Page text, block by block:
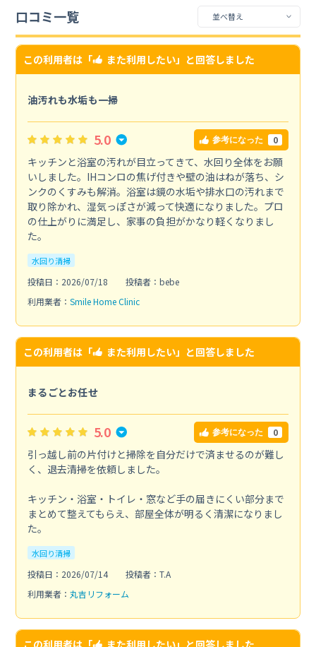
口コミ一覧
この利用者は「 また利用したい」と回答しました
油汚れも水垢も一掃
5.0 参考になった 0
キッチンと浴室の汚れが目立ってきて、水回り全体をお願
いしました。IHコンロの焦げ付きや壁の油はねが落ち、シ
ンクのくすみも解消。浴室は鏡の水垢や排水口の汚れまで
取り除かれ、湿気っぽさが減って快適になりました。プロ
の仕上がりに満足し、家事の負担がかなり軽くなりまし
た。
水回り清掃
投稿日：2026/07/18
投稿者：bebe
利用業者： Smile Home Clinic
この利用者は「 また利用したい」と回答しました
まるごとお任せ
5.0 参考になった 0
引っ越し前の片付けと掃除を自分だけで済ませるのが難し
く、退去清掃を依頼しました。
キッチン・浴室・トイレ・窓など手の届きにくい部分まで
まとめて整えてもらえ、部屋全体が明るく清潔になりまし
た。
水回り清掃
投稿日：2026/07/14
投稿者：T.A
利用業者： 丸吉リフォーム